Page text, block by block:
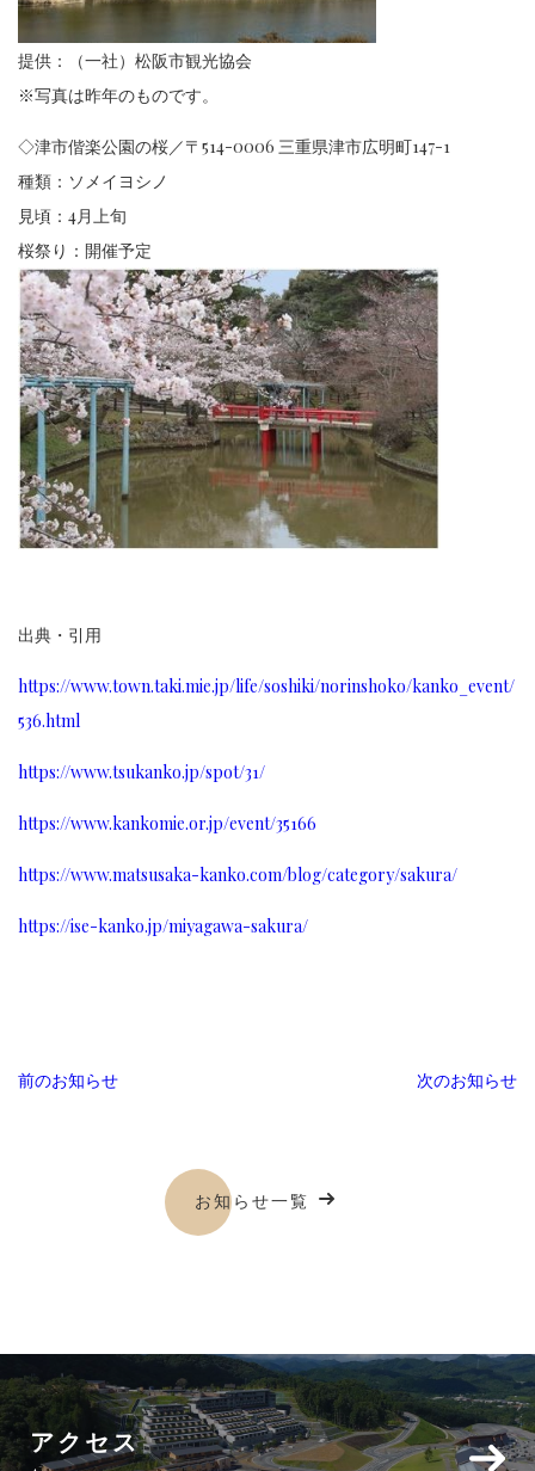
提供：（一社）松阪市観光協会
※写真は昨年のものです。
◇津市偕楽公園の桜／〒514-0006 三重県津市広明町147-1
種類：ソメイヨシノ
見頃：4月上旬
桜祭り：開催予定
出典・引用
https://www.town.taki.mie.jp/life/soshiki/norinshoko/kanko_event/
536.html
https://www.tsukanko.jp/spot/31/
https://www.kankomie.or.jp/event/35166
https://www.matsusaka-kanko.com/blog/category/sakura/
https://ise-kanko.jp/miyagawa-sakura/
前のお知らせ 次のお知らせ
お知らせ一覧
アクセス